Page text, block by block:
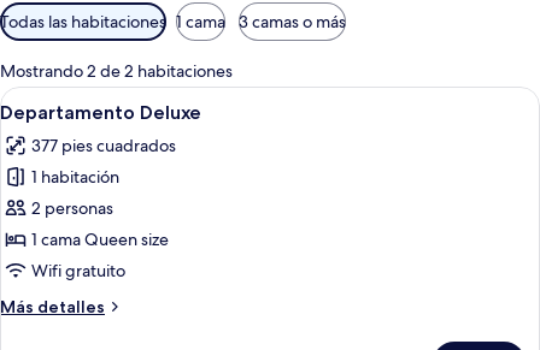
Filtros
disponibles
para
las
habitaciones
Todas las habitaciones 1 cama 3 camas o más
Mostrando 2 de 2 habitaciones
Abrir
todas
las
fotos
de
Departamento
Deluxe
Un baño con lavamanos, espejo y
25
Departamento Deluxe
377 pies cuadrados
1 habitación
2 personas
1 cama Queen size
Wifi gratuito
Más detalles
Más